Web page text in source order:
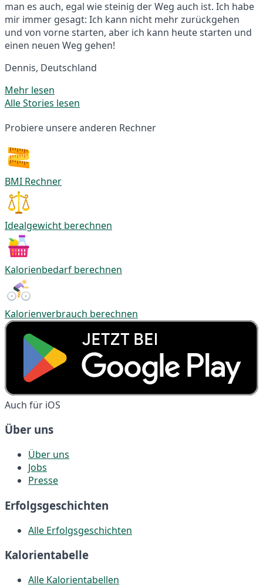
man es auch, egal wie steinig der Weg auch ist. Ich habe
mir immer gesagt: Ich kann nicht mehr zurückgehen
und von vorne starten, aber ich kann heute starten und
einen neuen Weg gehen!
Dennis, Deutschland
Mehr lesen
Alle Stories lesen
Probiere unsere anderen Rechner
BMI Rechner
Idealgewicht berechnen
Kalorienbedarf berechnen
Kalorienverbrauch berechnen
Auch für iOS
Über uns
Über uns
Jobs
Presse
Erfolgsgeschichten
Alle Erfolgsgeschichten
Kalorientabelle
Alle Kalorientabellen